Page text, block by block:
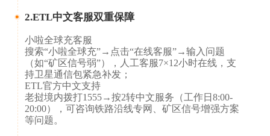
2.ETL中文客服双重保障
小啦全球充客服​​​​
搜索“小啦全球充”→点击“在线客服”→输入问题
（如“矿区信号弱”），人工客服7×12小时在线，支
持卫星通信包紧急补发；
​​​​ETL官方中文支持​​​​
老挝境内拨打1555→按2转中文服务（工作日8:00-
20:00），可咨询铁路沿线专网、矿区信号增强方案
等问题。